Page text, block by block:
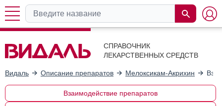
СПРАВОЧНИК
ЛЕКАРСТВЕННЫХ СРЕДСТВ
Видаль Описание препаратов Мелоксикам-Акрихин
Взаимодействие препаратов